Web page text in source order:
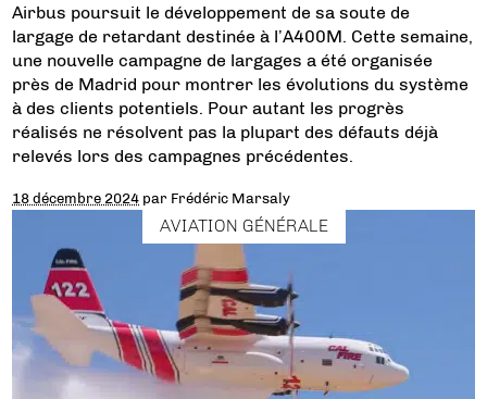
Airbus poursuit le développement de sa soute de
largage de retardant destinée à l’A400M. Cette semaine,
une nouvelle campagne de largages a été organisée
près de Madrid pour montrer les évolutions du système
à des clients potentiels. Pour autant les progrès
réalisés ne résolvent pas la plupart des défauts déjà
relevés lors des campagnes précédentes.
18 décembre 2024 par Frédéric Marsaly
AVIATION GÉNÉRALE